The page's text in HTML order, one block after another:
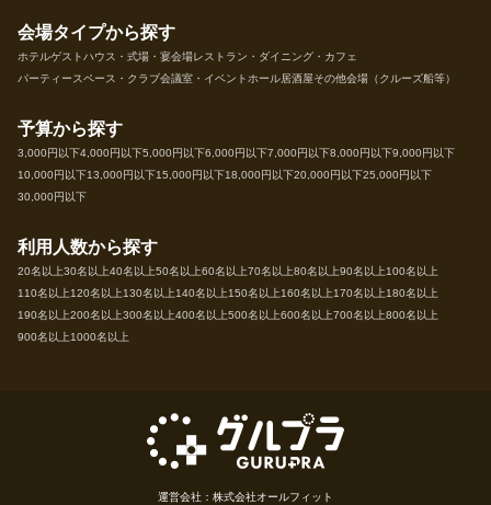
会場タイプから探す
ホテルゲストハウス・式場・宴会場レストラン・ダイニング・カフェ
パーティースペース・クラブ会議室・イベントホール居酒屋その他会場（クルーズ船等）
予算から探す
3,000円以下4,000円以下5,000円以下6,000円以下7,000円以下8,000円以下9,000円以下
10,000円以下13,000円以下15,000円以下18,000円以下20,000円以下25,000円以下
30,000円以下
利用人数から探す
20名以上30名以上40名以上50名以上60名以上70名以上80名以上90名以上100名以上
110名以上120名以上130名以上140名以上150名以上160名以上170名以上180名以上
190名以上200名以上300名以上400名以上500名以上600名以上700名以上800名以上
900名以上1000名以上
運営会社：株式会社オールフィット